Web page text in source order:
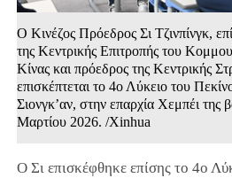
Ο Κινέζος Πρόεδρος Σι Τζινπίνγκ,
της Κεντρικής Επιτροπής του
Κίνας και πρόεδρος της Κεντρικής
επισκέπτεται το 4ο Λύκειο του
Σιονγκ’αν, στην επαρχία Χεμπέι της
Μαρτίου 2026. /Xinhua
Ο Σι επισκέφθηκε επίσης το 4ο